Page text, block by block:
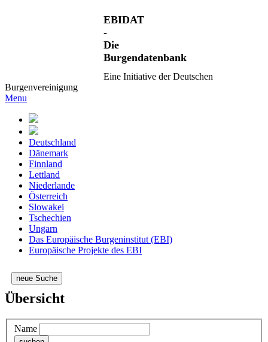
EBIDAT
-
Die
Burgendatenbank
Eine Initiative der Deutschen
Burgenvereinigung
Menu
Deutschland
Dänemark
Finnland
Lettland
Niederlande
Österreich
Slowakei
Tschechien
Ungarn
Das Europäische Burgeninstitut (EBI)
Europäische Projekte des EBI
neue Suche
Übersicht
Name